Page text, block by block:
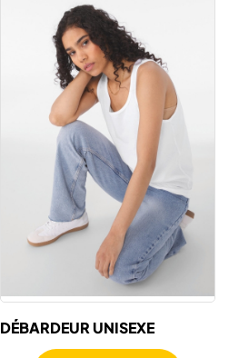
DÉBARDEUR UNISEXE